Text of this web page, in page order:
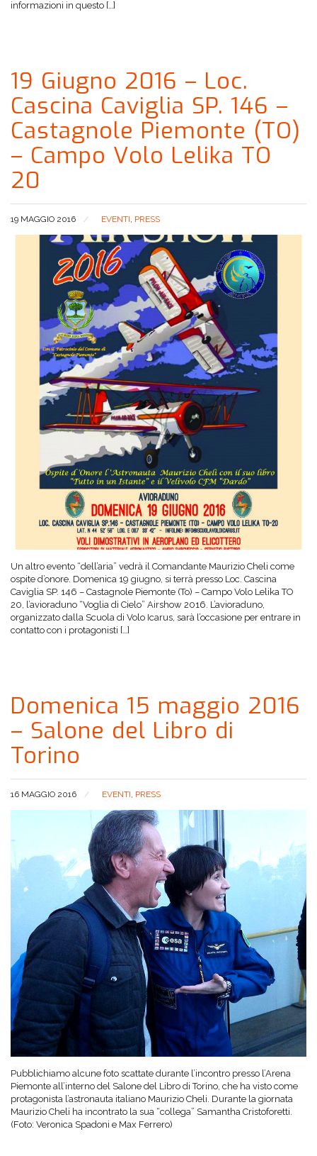
informazioni in questo […]
19 Giugno 2016 – Loc.
Cascina Caviglia SP. 146 –
Castagnole Piemonte (TO)
– Campo Volo Lelika TO
20
19 MAGGIO 2016 EVENTI, PRESS
Un altro evento “dell’aria” vedrà il Comandante Maurizio Cheli come
ospite d’onore. Domenica 19 giugno, si terrà presso Loc. Cascina
Caviglia SP. 146 – Castagnole Piemonte (To) – Campo Volo Lelika TO
20, l’avioraduno “Voglia di Cielo” Airshow 2016. L’avioraduno,
organizzato dalla Scuola di Volo Icarus, sarà l’occasione per entrare in
contatto con i protagonisti […]
Domenica 15 maggio 2016
– Salone del Libro di
Torino
16 MAGGIO 2016 EVENTI PRESS
Pubblichiamo alcune foto scattate durante l’incontro presso l’Arena
Piemonte all’interno del Salone del Libro di Torino, che ha visto come
protagonista l’astronauta italiano Maurizio Cheli. Durante la giornata
Maurizio Cheli ha incontrato la sua “collega” Samantha Cristoforetti.
(Foto: Veronica Spadoni e Max Ferrero)